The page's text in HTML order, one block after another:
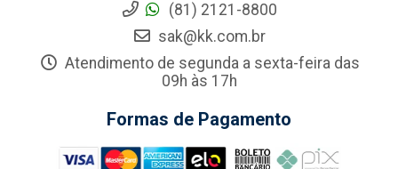
(81) 2121-8800
sak@kk.com.br
Atendimento de segunda a sexta-feira das
09h às 17h
Formas de Pagamento